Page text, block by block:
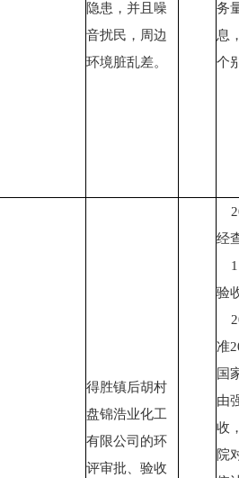
隐患，并且噪
音扰民，周边
环境脏乱差。
务
息
个
得胜镇后胡村
盘锦浩业化工
有限公司的环
评审批、验收
经
1
验
准
国
由
收
院